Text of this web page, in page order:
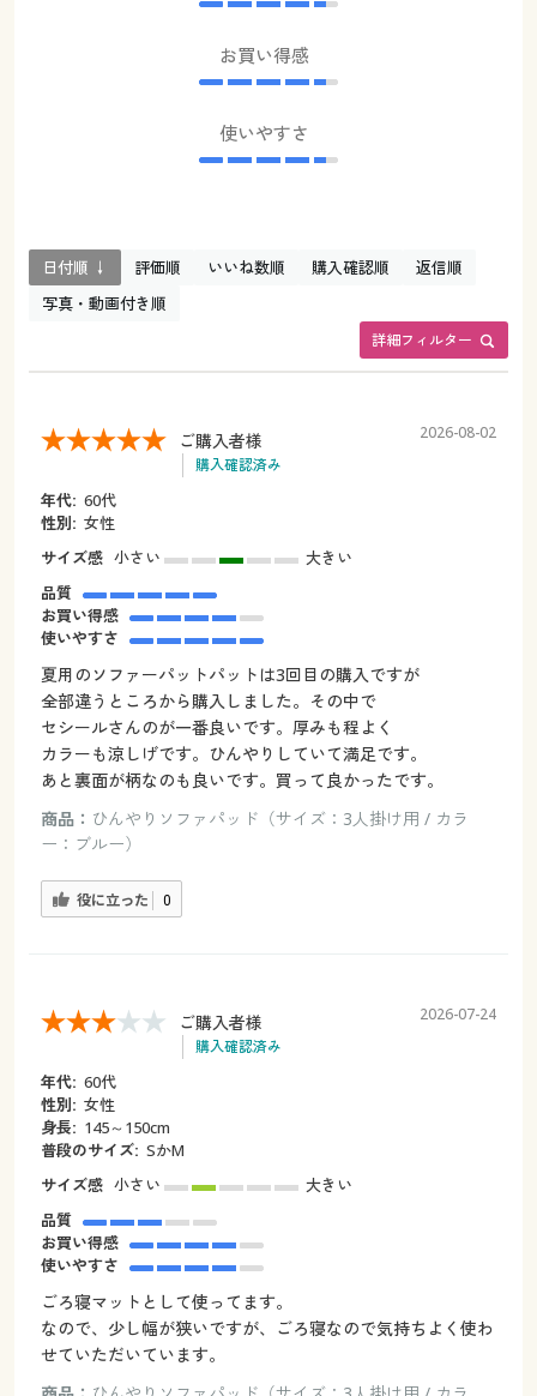
お買い得感
使いやすさ
詳細フィルター
日付順 ↓ 評価順 いいね数順 購入確認順
返信順
写真・動画付き順
ご購入者様
購入確認済み
2026-08-02
年代: 60代
性別: 女性
サイズ感 小さい
大きい
品質
お買い得感
使いやすさ
夏用のソファーパットパットは3回目の購入ですが
全部違うところから購入しました。その中で
セシールさんのが一番良いです。厚みも程よく
カラーも涼しげです。ひんやりしていて満足です。
あと裏面が柄なのも良いです。買って良かったです。
商品： ひんやりソファパッド（サイズ：3人掛け用 / カラ
ー：ブルー）
役に立った 0
ご購入者様
購入確認済み
2026-07-24
年代: 60代
性別: 女性
身長: 145～150cm
普段のサイズ: SかM
サイズ感 小さい
大きい
品質
お買い得感
使いやすさ
ごろ寝マットとして使ってます。
なので、少し幅が狭いですが、ごろ寝なので気持ちよく使わ
せていただいています。